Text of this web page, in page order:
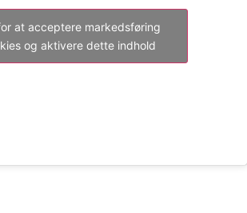
at acceptere markedsføring
og aktivere dette indhold